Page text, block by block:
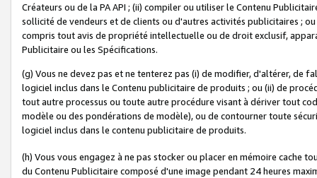
Créateurs ou de la PA API ; (ii) compiler ou utiliser le Contenu
sollicité de vendeurs et de clients ou d'autres activités publicitaires ;
compris tout avis de propriété intellectuelle ou de droit exclusif,
Publicitaire ou les Spécifications.
(g) Vous ne devez pas et ne tenterez pas (i) de modifier, d'altérer, de
logiciel inclus dans le Contenu publicitaire de produits ; ou (ii) de
tout autre processus ou toute autre procédure visant à dériver tout
modèle ou des pondérations de modèle), ou de contourner toute
logiciel inclus dans le contenu publicitaire de produits.
(h) Vous vous engagez à ne pas stocker ou placer en mémoire cache
du Contenu Publicitaire composé d'une image pendant 24 heures